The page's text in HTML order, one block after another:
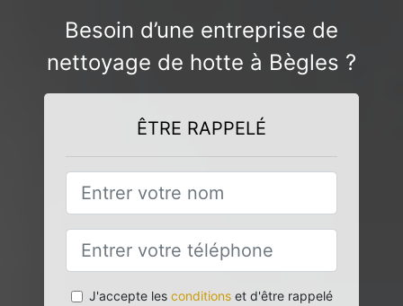
Besoin d’une entreprise de
nettoyage de hotte à Bègles ?
ÊTRE RAPPELÉ
J'accepte les conditionset d'être rappelé